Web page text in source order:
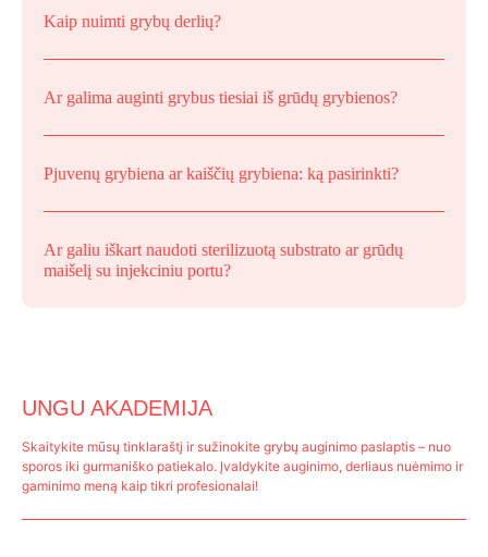
Kaip nuimti grybų derlių?
Ar galima auginti grybus tiesiai iš grūdų grybienos?
Pjuvenų grybiena ar kaiščių grybiena: ką pasirinkti?
Ar galiu iškart naudoti sterilizuotą substrato ar grūdų
maišelį su injekciniu portu?
UNGU AKADEMIJA
Skaitykite mūsų tinklaraštį ir sužinokite grybų auginimo paslaptis – nuo
sporos iki gurmaniško patiekalo. Įvaldykite auginimo, derliaus nuėmimo ir
gaminimo meną kaip tikri profesionalai!